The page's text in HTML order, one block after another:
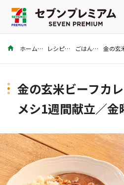
商品を探す
ホーム レシピ ごはん
金の玄米ビーフカ
メシ1週間献立／金